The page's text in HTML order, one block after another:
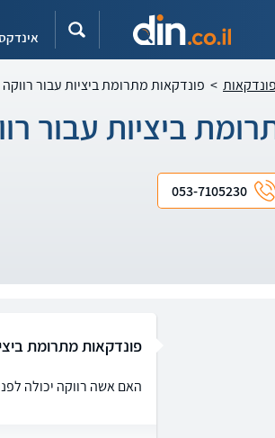
אינדקס
> פונדקאות מתרומת ביציות עבור רווקה
ביציות עבור
053-7105230
פונדקאות מתרומת
האם אשה רווקה יכולה